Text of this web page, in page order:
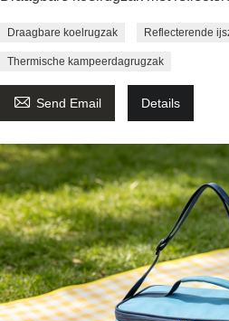
Draagbare koelrugzak Reflecterende
Thermische kampeerdagrugzak
 Send Email Details